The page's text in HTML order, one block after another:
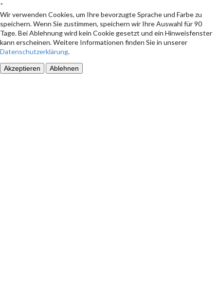
*
Wir verwenden Cookies, um Ihre bevorzugte Sprache und Farbe zu
speichern. Wenn Sie zustimmen, speichern wir Ihre Auswahl für 90
Tage. Bei Ablehnung wird kein Cookie gesetzt und ein Hinweisfenster
kann erscheinen. Weitere Informationen finden Sie in unserer
Datenschutzerklärung.
Akzeptieren Ablehnen